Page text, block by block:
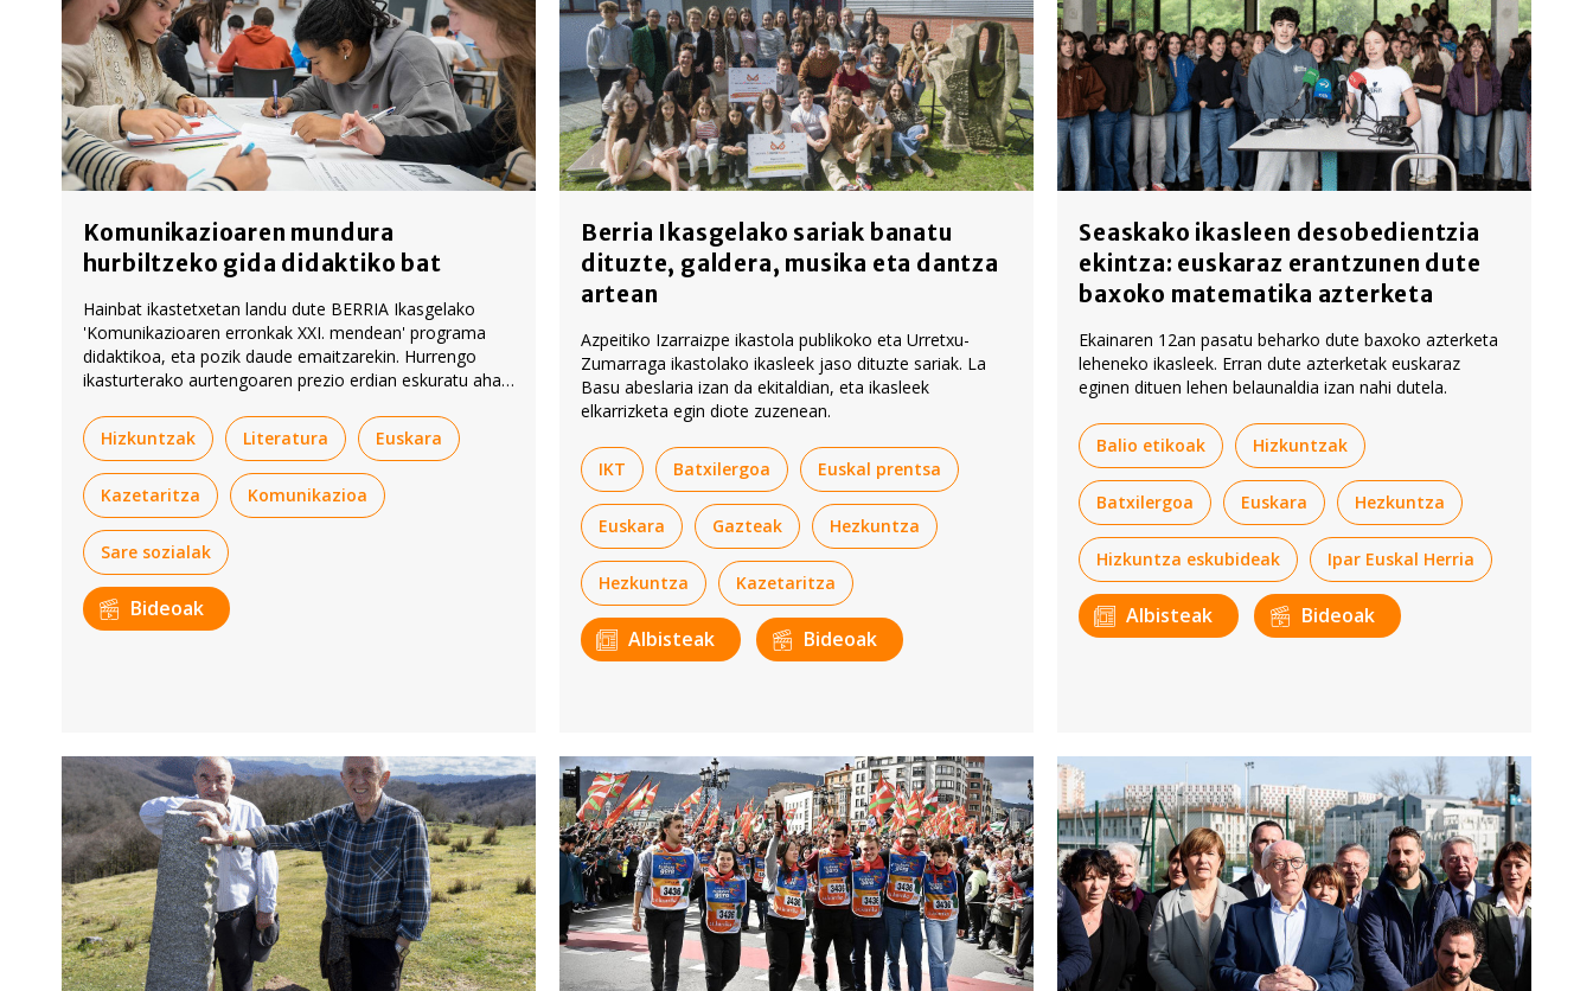
Komunikazioaren mundura
hurbiltzeko gida didaktiko bat
Hainbat ikastetxetan landu dute BERRIA Ikasgelako
'Komunikazioaren erronkak XXI. mendean' programa
didaktikoa, eta pozik daude emaitzarekin. Hurrengo
ikasturterako aurtengoaren prezio erdian eskuratu ahal
Jaurlaritzaren arteko akordioari esker.
Hizkuntzak Literatura Euskara
Kazetaritza Komunikazioa
Sare sozialak
Bideoak
Berria Ikasgelako sariak banatu
dituzte, galdera, musika eta dantza
artean
Azpeitiko Izarraizpe ikastola publikoko eta Urretxu-
Zumarraga ikastolako ikasleek jaso dituzte sariak. La
Basu abeslaria izan da ekitaldian, eta ikasleek
elkarrizketa egin diote zuzenean.
IKT Batxilergoa Euskal prentsa
Euskara Gazteak Hezkuntza
Hezkuntza Kazetaritza
Albisteak Bideoak
Seaskako ikasleen desobedientzia
ekintza: euskaraz erantzunen dute
baxoko matematika azterketa
Ekainaren 12an pasatu beharko dute baxoko azterketa
leheneko ikasleek. Erran dute azterketak euskaraz
eginen dituen lehen belaunaldia izan nahi dutela.
Balio etikoak Hizkuntzak
Batxilergoa Euskara Hezkuntza
Hizkuntza eskubideak Ipar Euskal Herria
Albisteak Bideoak